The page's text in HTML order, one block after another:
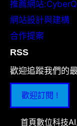
推薦網站:CyberQ
網站設計與建構
合作提案
RSS
歡迎追蹤我們的
歡迎訂閱 !
首頁數位科技